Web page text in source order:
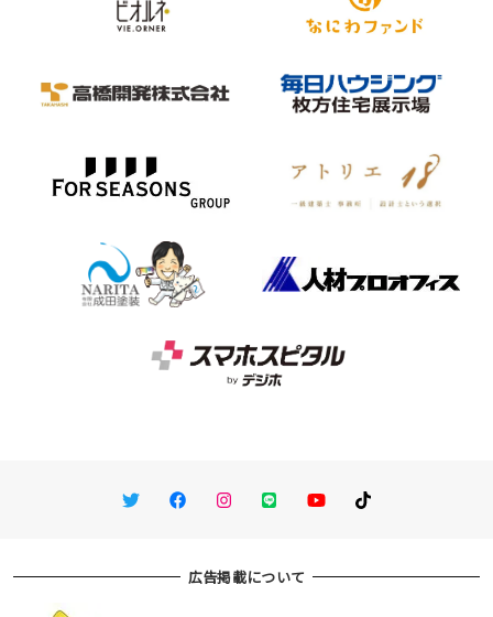
TwitterFacebookInstagram
LINE You TubeTikTok
広告掲載について